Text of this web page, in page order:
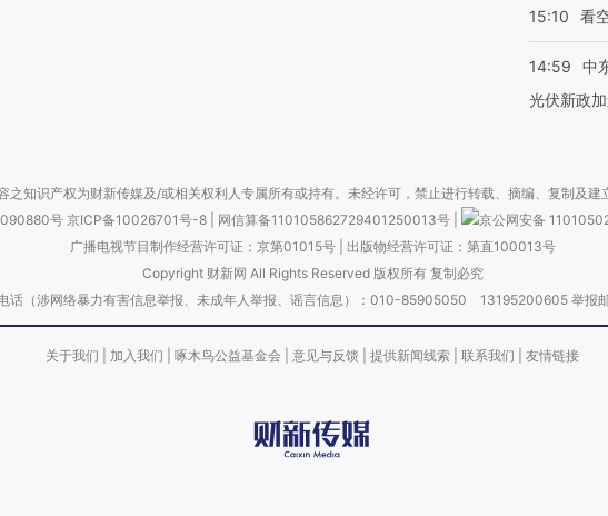
15:10 看
14:59
中
光伏新政
之知识产权为财新传媒及/或相关权利人专属所有或持有。未经许可，禁止进行转载、摘编、复制及建
号 京ICP备10026701号-8 网信算备110105862729401250013号
京公网安备
广播电视节目制作经营许可证：京第01015号| 出版物经营许可证：第直100013号
Copyright 财新网 All Rights Reserved 版权所有 复制必究
话（涉网络暴力有害信息举报、未成年人举报、谣言信息）：010-85905050 13195200605 举报
关于我们 加入我们 啄木鸟公益基金会 意见与反馈 提供新闻线索 联系我们 友情链接